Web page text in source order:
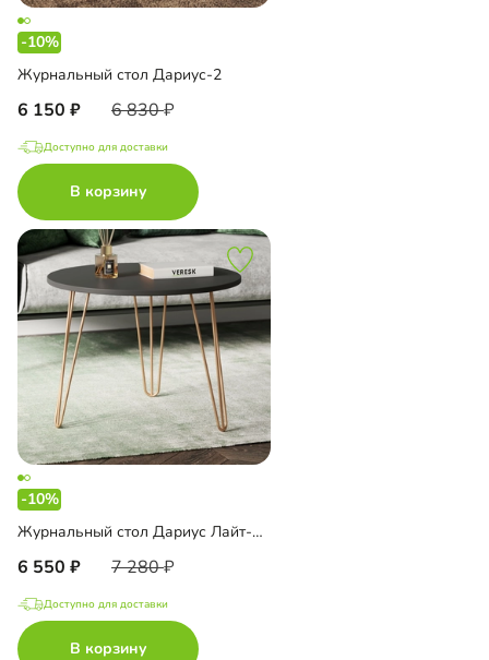
-10%
Журнальный стол Дариус-2
6 150 6 830
Доступно для доставки
В корзину
-10%
Журнальный стол Дариус Лайт-600 Голд
6 550 7 280
Доступно для доставки
В корзину